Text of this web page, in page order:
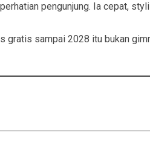
pengunjung. Ia cepat,
gratis sampai 2028 itu bukan